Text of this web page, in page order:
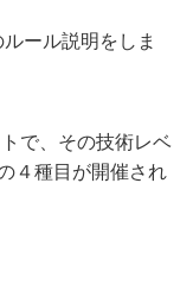
ール説明をしま
で、その技術レベ
４種目が開催され